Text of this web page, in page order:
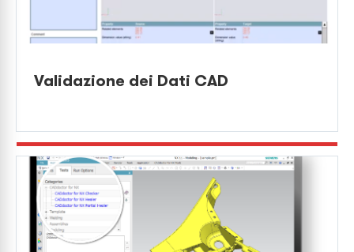
Validazione dei Dati CAD